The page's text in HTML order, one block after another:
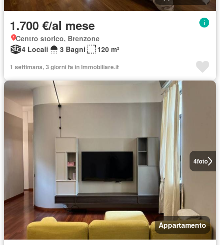
1.700 €/al mese
Centro storico, Brenzone
4 Locali
3 Bagni 120 m²
1 settimana, 3 giorni fa in Immobiliare.it
4foto
Appartamento